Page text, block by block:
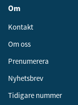
Om
Kontakt
Om oss
Prenumerera
Nyhetsbrev
Tidigare nummer